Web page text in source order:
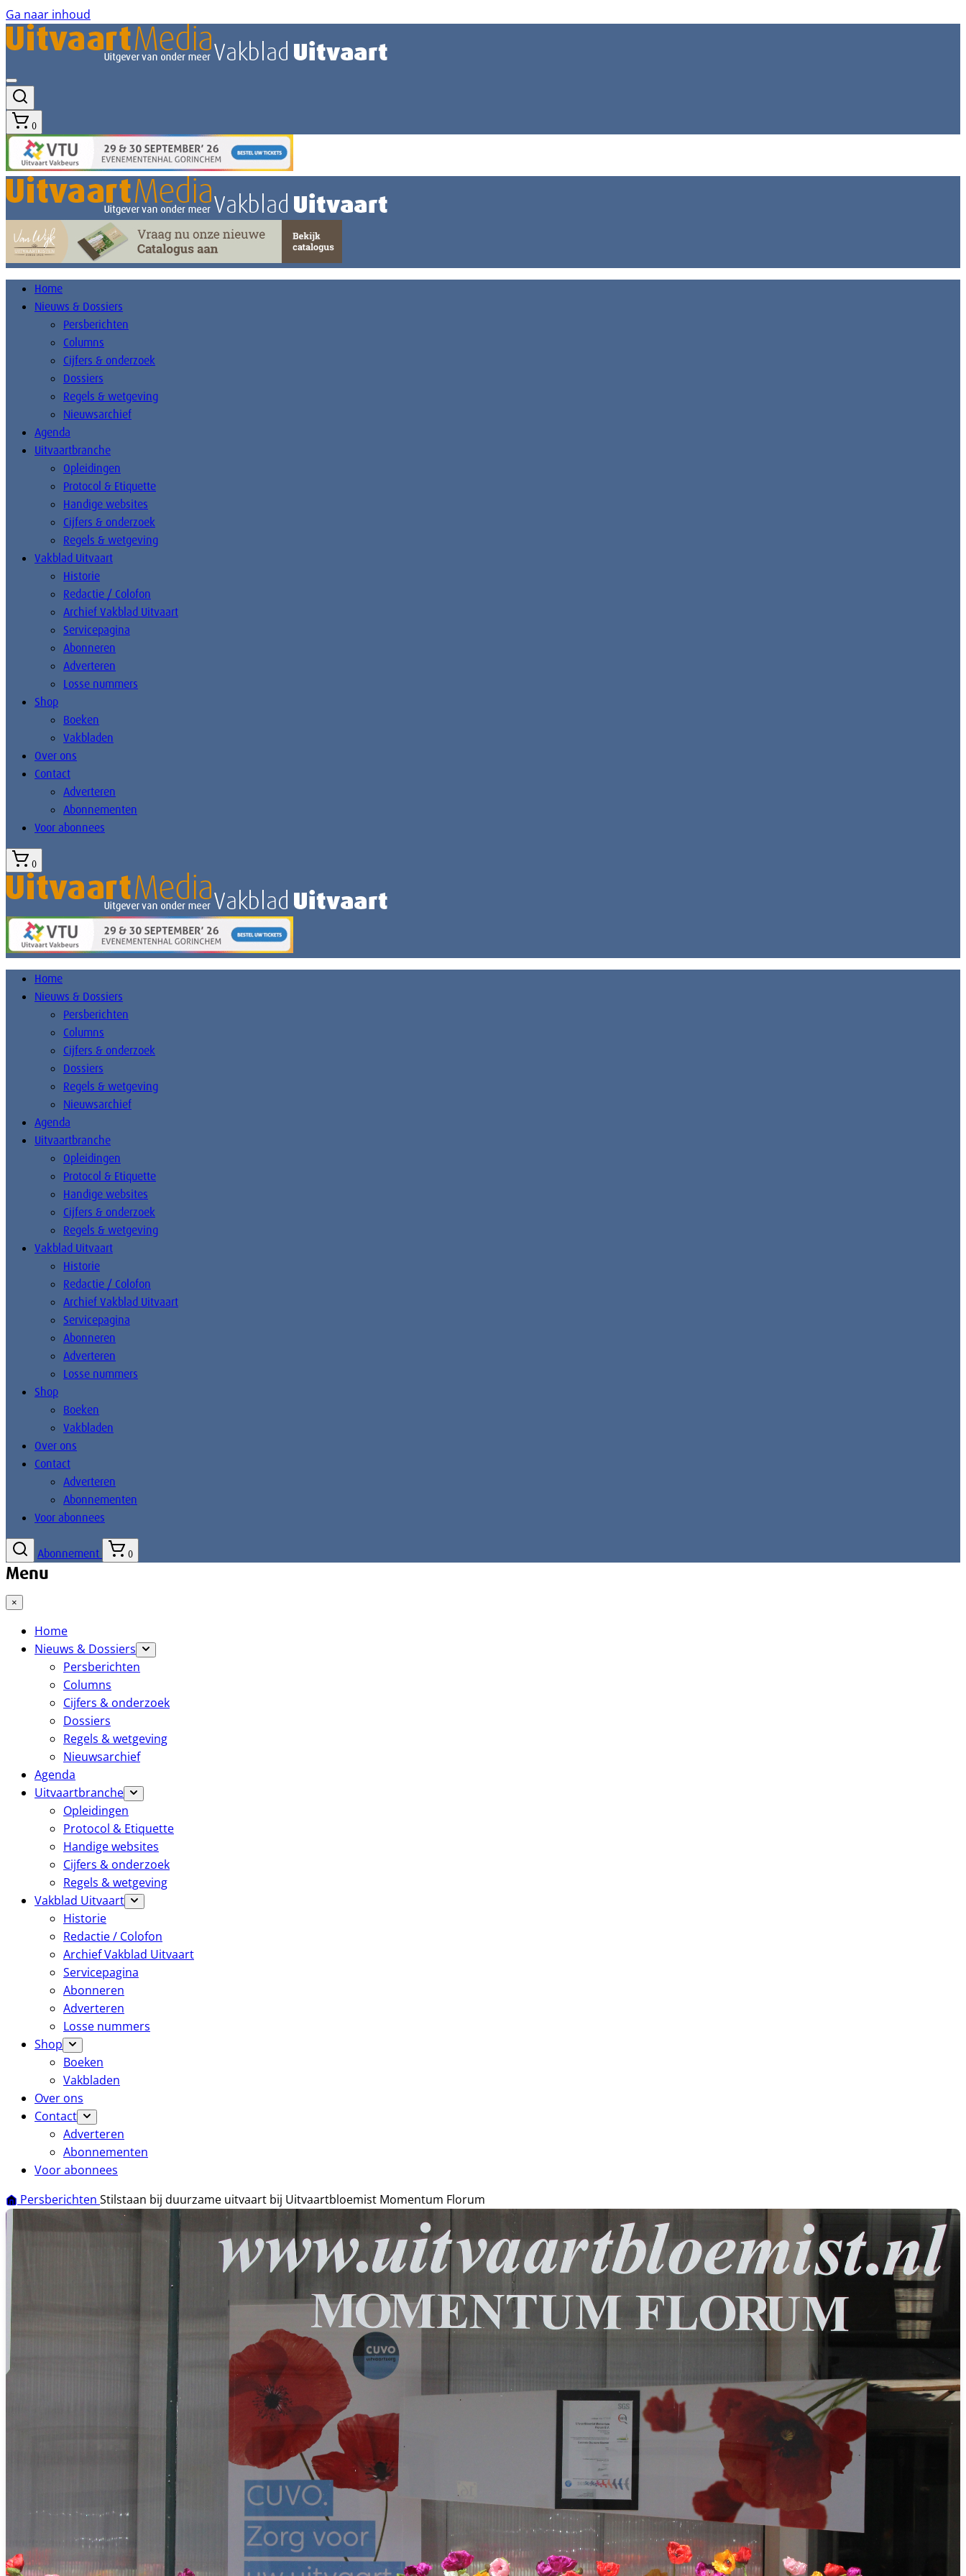
Ga naar inhoud
0
Home
Nieuws & Dossiers
Persberichten
Columns
Cijfers & onderzoek
Dossiers
Regels & wetgeving
Nieuwsarchief
Agenda
Uitvaartbranche
Opleidingen
Protocol & Etiquette
Handige websites
Cijfers & onderzoek
Regels & wetgeving
Vakblad Uitvaart
Historie
Redactie / Colofon
Archief Vakblad Uitvaart
Servicepagina
Abonneren
Adverteren
Losse nummers
Shop
Boeken
Vakbladen
Over ons
Contact
Adverteren
Abonnementen
Voor abonnees
0
Home
Nieuws & Dossiers
Persberichten
Columns
Cijfers & onderzoek
Dossiers
Regels & wetgeving
Nieuwsarchief
Agenda
Uitvaartbranche
Opleidingen
Protocol & Etiquette
Handige websites
Cijfers & onderzoek
Regels & wetgeving
Vakblad Uitvaart
Historie
Redactie / Colofon
Archief Vakblad Uitvaart
Servicepagina
Abonneren
Adverteren
Losse nummers
Shop
Boeken
Vakbladen
Over ons
Contact
Adverteren
Abonnementen
Voor abonnees
Abonnement 0
Menu
×
Home
Nieuws & Dossiers
Persberichten
Columns
Cijfers & onderzoek
Dossiers
Regels & wetgeving
Nieuwsarchief
Agenda
Uitvaartbranche
Opleidingen
Protocol & Etiquette
Handige websites
Cijfers & onderzoek
Regels & wetgeving
Vakblad Uitvaart
Historie
Redactie / Colofon
Archief Vakblad Uitvaart
Servicepagina
Abonneren
Adverteren
Losse nummers
Shop
Boeken
Vakbladen
Over ons
Contact
Adverteren
Abonnementen
Voor abonnees
Persberichten Stilstaan bij duurzame uitvaart bij Uitvaartbloemist Momentum Florum